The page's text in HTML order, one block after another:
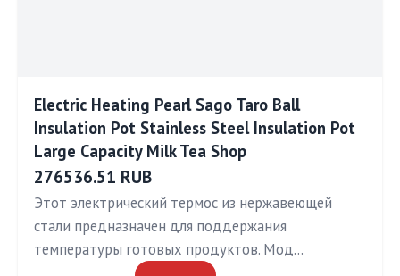
Electric Heating Pearl Sago Taro Ball
Insulation Pot Stainless Steel Insulation Pot
Large Capacity Milk Tea Shop
276536.51 RUB
Этот электрический термос из нержавеющей
стали предназначен для поддержания
температуры готовых продуктов. Мод…